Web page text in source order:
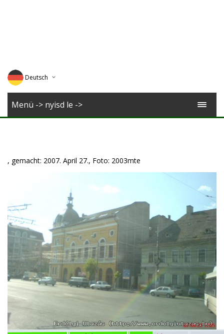
Deutsch
English
Menü -> nyisd le ->
, gemacht: 2007. April 27., Foto: 2003mte